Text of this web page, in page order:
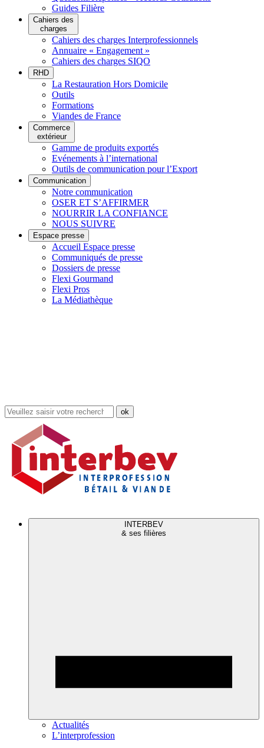
Guides Filière
Cahiers des
charges
Cahiers des charges Interprofessionnels
Annuaire « Engagement »
Cahiers des charges SIQO
RHD
La Restauration Hors Domicile
Outils
Formations
Viandes de France
Commerce
extérieur
Gamme de produits exportés
Evénements à l’international
Outils de communication pour l’Export
Communication
Notre communication
OSER ET S’AFFIRMER
NOURRIR LA CONFIANCE
NOUS SUIVRE
Espace presse
Accueil Espace presse
Communiqués de presse
Dossiers de presse
Flexi Gourmand
Flexi Pros
La Médiathèque
Rechercher
dans
site
INTERBEV
& ses filières
Actualités
L’interprofession